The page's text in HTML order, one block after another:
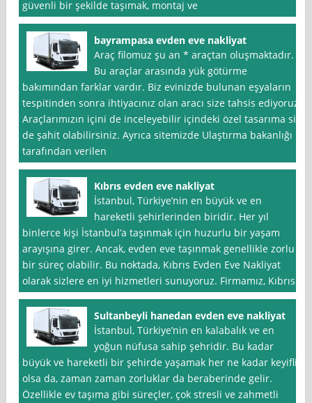
güvenli bir şekilde taşımak, montaj ve
bayrampasa evden eve nakliyat
Araç filomuz şu an * araçtan oluşmaktadır.
Bu araçlar arasında yük götürme
bakımından farklar vardır. Biz evinizde bulunan eşyaların
tespitinden sonra ihtiyacınız olan aracı size tahsis ediyoruz.
Araçlarımızın içini de inceleyebilir içindeki özel tasarıma siz
de şahit olabilirsiniz. Ayrıca sitemizde Ulaştırma bakanlığı
tarafından verilen
Kıbrıs evden eve nakliyat
İstanbul, Türkiye’nin en büyük ve en
hareketli şehirlerinden biridir. Her yıl
binlerce kişi İstanbul’a taşınmak için huzurlu bir yaşam
arayışına girer. Ancak, evden eve taşınmak genellikle zorlu
bir süreç olabilir. Bu noktada, Kıbrıs Evden Eve Nakliyat
olarak sizlere en iyi hizmetleri sunuyoruz. Firmamız, Kıbrıs
Sultanbeyli hanedan evden eve nakliyat
İstanbul, Türkiye’nin en kalabalık ve en
yoğun nüfusa sahip şehridir. Bu kadar
büyük ve hareketli bir şehirde yaşamak her ne kadar keyifli
olsa da, zaman zaman zorluklar da beraberinde gelir.
Özellikle ev taşıma gibi süreçler, çok stresli ve zahmetli